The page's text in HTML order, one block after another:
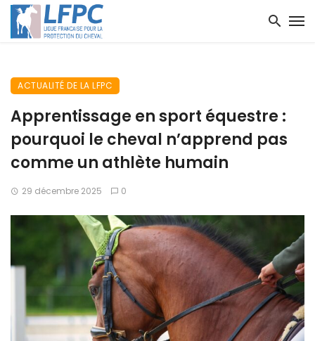
ACTUALITÉ DE LA LFPC
Apprentissage en sport équestre :
pourquoi le cheval n’apprend pas
comme un athlète humain
29 décembre 2025 0